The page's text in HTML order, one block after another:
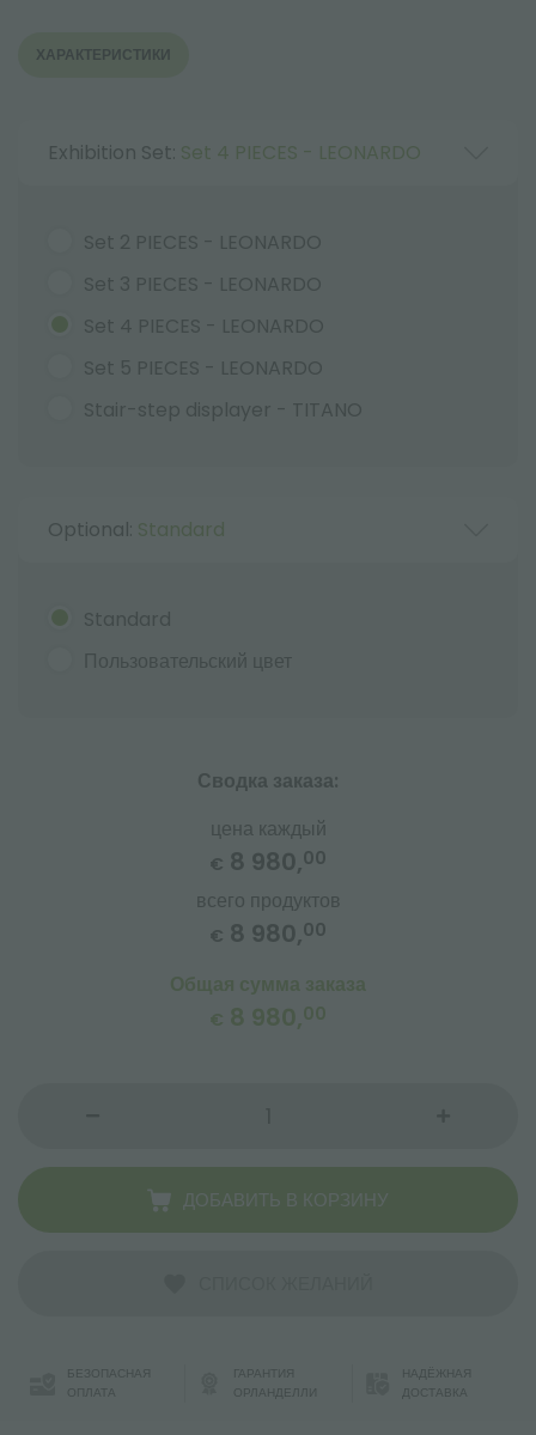
ХАРАКТЕРИСТИКИ
Exhibition Set: Set 4 PIECES - LEONARDO
Set 2 PIECES - LEONARDO
Set 3 PIECES - LEONARDO
Set 4 PIECES - LEONARDO
Set 5 PIECES - LEONARDO
Stair-step displayer - TITANO
Optional: Standard
Standard
Пользовательский цвет
Сводка заказа:
цена каждый
€ 8 980,00
всего продуктов
€ 8 980,00
Общая сумма заказа
€ 8 980,00
ДОБАВИТЬ В КОРЗИНУ
БЕЗОПАСНАЯ
ОПЛАТА
ГАРАНТИЯ
ОРЛАНДЕЛЛИ
НАДЁЖНАЯ
ДОСТАВКА